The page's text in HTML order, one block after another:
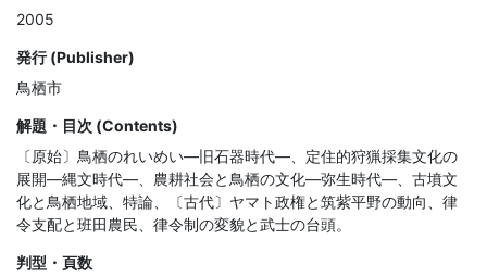
2005
発行 (Publisher)
鳥栖市
解題・目次 (Contents)
〔原始〕鳥栖のれいめい―旧石器時代―、定住的狩猟採集文化の
展開―縄文時代―、農耕社会と鳥栖の文化―弥生時代―、古墳文
化と鳥栖地域、特論、〔古代〕ヤマト政権と筑紫平野の動向、律
令支配と班田農民、律令制の変貌と武士の台頭。
判型・頁数